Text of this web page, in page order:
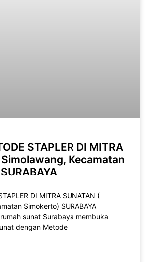
STAPLER DI MITRA
Simolawang, Kecamatan
DI MITRA SUNATAN (
Simokerto) SURABAYA
rumah sunat Surabaya membuka
dengan Metode